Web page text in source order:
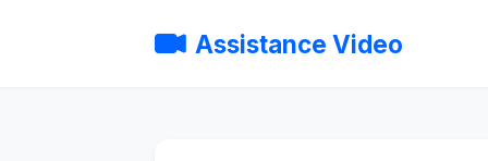
Assistance Video